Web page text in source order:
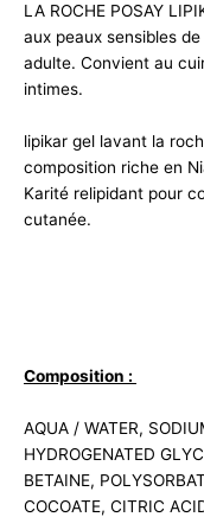
LA ROCHE POSAY
aux peaux sensibles
adulte. Convient au
intimes.
lipikar gel lavant la
composition riche en
Karité relipidant pour
cutanée.
Composition :
AQUA / WATER,
HYDROGENATED
BETAINE,
COCOATE, CITRIC